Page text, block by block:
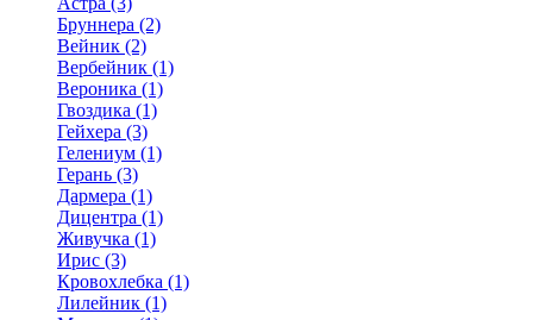
Бруннера (2)
Вейник (2)
Вербейник (1)
Вероника (1)
Гвоздика (1)
Гейхера (3)
Гелениум (1)
Герань (3)
Дармера (1)
Дицентра (1)
Живучка (1)
Ирис (3)
Кровохлебка (1)
Лилейник (1)